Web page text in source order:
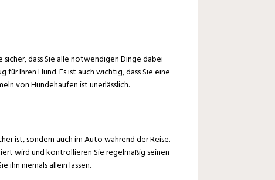
dass Sie alle notwendigen Dinge dabei
Ihren Hund. Es ist auch wichtig, dass Sie eine
von Hundehaufen ist unerlässlich.
ist, sondern auch im Auto während der Reise.
wird und kontrollieren Sie regelmäßig seinen
ihn niemals allein lassen.